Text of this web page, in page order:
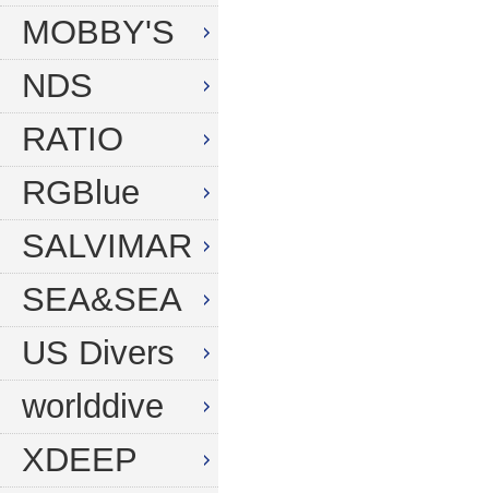
MOBBY'S
NDS
RATIO
RGBlue
SALVIMAR
SEA&SEA
US Divers
worlddive
XDEEP